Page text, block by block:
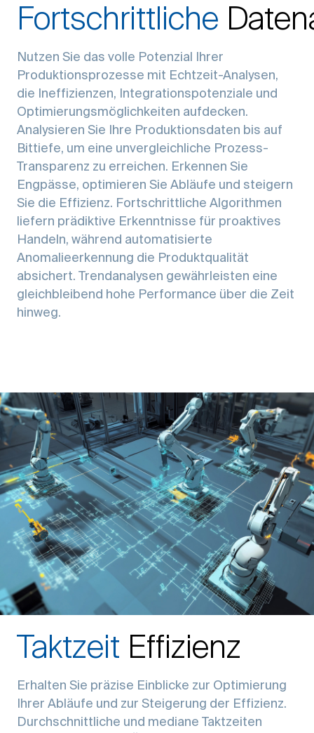
Fortschrittliche
Nutzen Sie das volle Potenzial Ihrer
Produktionsprozesse mit Echtzeit-Analysen,
die Ineffizienzen, Integrationspotenziale und
Optimierungsmöglichkeiten aufdecken.
Analysieren Sie Ihre Produktionsdaten bis auf
Bittiefe, um eine unvergleichliche Prozess-
Transparenz zu erreichen. Erkennen Sie
Engpässe, optimieren Sie Abläufe und steigern
Sie die Effizienz. Fortschrittliche Algorithmen
liefern prädiktive Erkenntnisse für proaktives
Handeln, während automatisierte
Anomalieerkennung die Produktqualität
absichert. Trendanalysen gewährleisten eine
gleichbleibend hohe Performance über die Zeit
hinweg.
Taktzeit Effizienz
Erhalten Sie präzise Einblicke zur Optimierung
Ihrer Abläufe und zur Steigerung der Effizienz.
Durchschnittliche und mediane Taktzeiten